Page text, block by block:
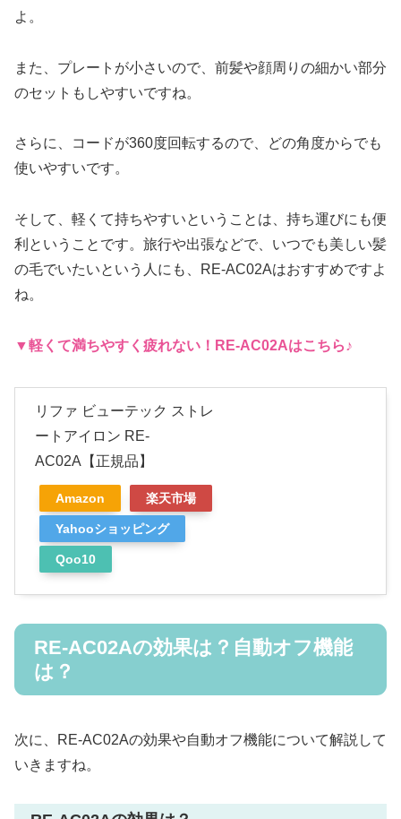
よ。
また、プレートが小さいので、前髪や顔周りの細かい部分
のセットもしやすいですね。
さらに、コードが360度回転するので、どの角度からでも
使いやすいです。
そして、軽くて持ちやすいということは、持ち運びにも便
利ということです。旅行や出張などで、いつでも美しい髪
の毛でいたいという人にも、RE-AC02Aはおすすめですよ
ね。
▼軽くて満ちやすく疲れない ！ RE-AC02Aはこちら♪
リファ ビューテック ストレ
ートアイロン RE-
AC02A【正規品】
Amazon 楽天市場
Yahooショッピング
Qoo10
RE-AC02Aの効果は？自動オフ機能
は？
次に、RE-AC02Aの効果や自動オフ機能について解説して
いきますね。